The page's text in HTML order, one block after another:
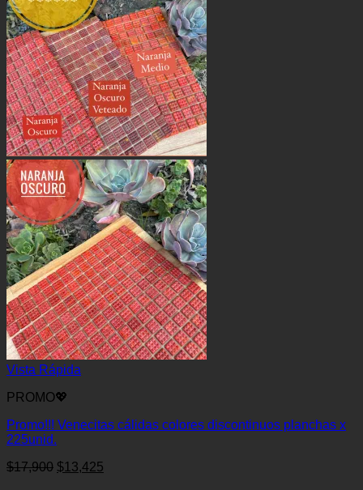
Vista Rápida
PROMO💖
Promo!!! Venecitas cálidas colores discontinuos planchas x
225unid.
$17,900 El
$13,425